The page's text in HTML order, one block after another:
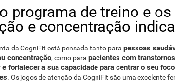
programa de treino e
e concentração
da CogniFit está pensada tanto para pessoas
concentração, como para pacientes com
e fortalecer a sua capacidade para centrar o seu
. Os jogos de atenção da CogniFit são uma excelente